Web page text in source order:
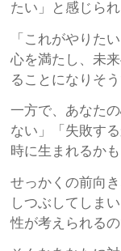
たい」と感じら
「これがやりた
心を満たし、未
ることになりそう
一方で、あなた
ない」「失敗す
時に生まれるか
せっかくの前向
しつぶしてしま
性が考えられるの